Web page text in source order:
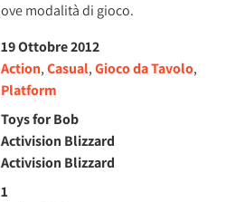
modalità di gioco.
19 Ottobre 2012
Action,Casual,Gioco da Tavolo,
Platform
Toys for Bob
Activision Blizzard
Activision Blizzard
1